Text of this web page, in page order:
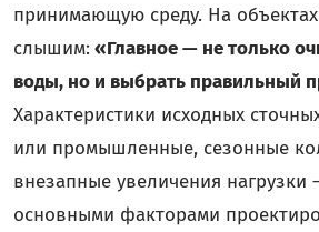
принимающую среду. На
слышим:«Главное — не только
воды, но и выбрать правильный
Характеристики исходных
или промышленные, сезонные
внезапные увеличения нагрузки
основными факторами